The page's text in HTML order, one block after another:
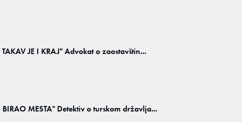
JE I KRAJ" Advokat o zaostavštin...
MESTA" Detektiv o turskom državlja...